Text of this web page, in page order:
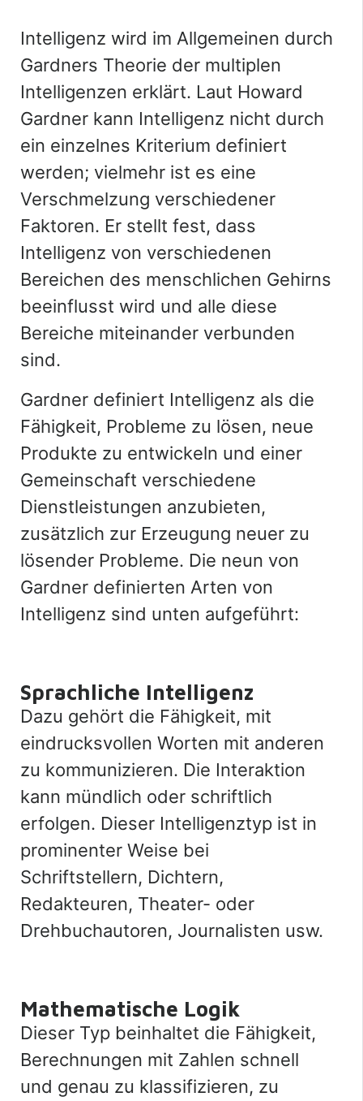
Intelligenz wird im Allgemeinen durch
Gardners Theorie der multiplen
Intelligenzen erklärt. Laut Howard
Gardner kann Intelligenz nicht durch
ein einzelnes Kriterium definiert
werden; vielmehr ist es eine
Verschmelzung verschiedener
Faktoren. Er stellt fest, dass
Intelligenz von verschiedenen
Bereichen des menschlichen Gehirns
beeinflusst wird und alle diese
Bereiche miteinander verbunden
sind.
Gardner definiert Intelligenz als die
Fähigkeit, Probleme zu lösen, neue
Produkte zu entwickeln und einer
Gemeinschaft verschiedene
Dienstleistungen anzubieten,
zusätzlich zur Erzeugung neuer zu
lösender Probleme. Die neun von
Gardner definierten Arten von
Intelligenz sind unten aufgeführt:
Sprachliche Intelligenz
Dazu gehört die Fähigkeit, mit
eindrucksvollen Worten mit anderen
zu kommunizieren. Die Interaktion
kann mündlich oder schriftlich
erfolgen. Dieser Intelligenztyp ist in
prominenter Weise bei
Schriftstellern, Dichtern,
Redakteuren, Theater- oder
Drehbuchautoren, Journalisten usw.
Mathematische Logik
Dieser Typ beinhaltet die Fähigkeit,
Berechnungen mit Zahlen schnell
und genau zu klassifizieren, zu